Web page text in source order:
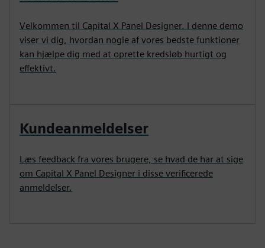
Velkommen til Capital X Panel Designer. I denne demo
viser vi dig, hvordan nogle af vores bedste funktioner
kan hjælpe dig med at oprette kredsløb hurtigt og
effektivt.
Kundeanmeldelser
Læs feedback fra vores brugere, se hvad de har at sige
om Capital X Panel Designer i disse verificerede
anmeldelser.